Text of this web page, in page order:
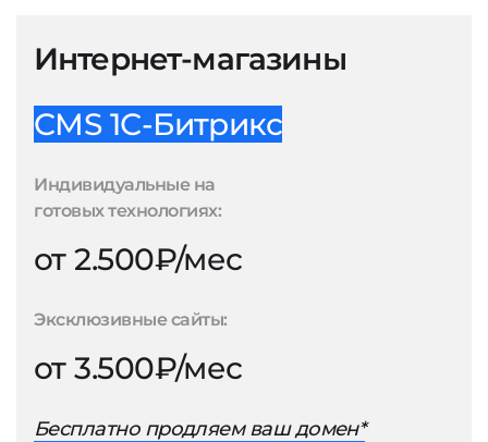
Интернет-магазины
CMS 1С-Битрикс
Индивидуальные на
готовых технологиях:
от 2.500₽/мес
Эксклюзивные сайты:
от 3.500₽/мес
Бесплатно продляем ваш домен*